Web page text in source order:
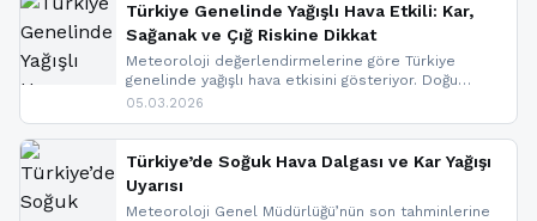
Türkiye Genelinde Yağışlı Hava Etkili: Kar,
Sağanak ve Çığ Riskine Dikkat
Meteoroloji değerlendirmelerine göre Türkiye
genelinde yağışlı hava etkisini gösteriyor. Doğu
bölgelerinde kar yağışı beklenirken Marmara ve
ise çığ tehlikesi bulunuyor. İç kesimlerde sis ve pus
nedeniyle görüş mesafesinde azalma
yaşanabileceği belirtiliyor.
05.03.2026
Türkiye’de Soğuk Hava Dalgası ve Kar Yağışı
Uyarısı
Meteoroloji Genel Müdürlüğü’nün son tahminlerine